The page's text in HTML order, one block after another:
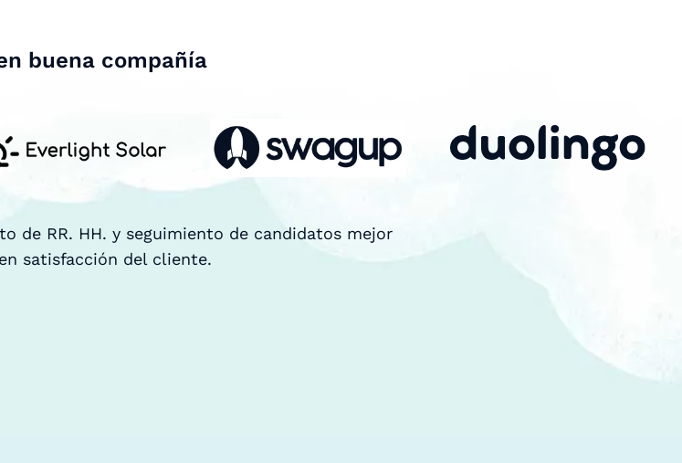
buena compañía
de RR. HH. y seguimiento de candidatos mejor
satisfacción del cliente.